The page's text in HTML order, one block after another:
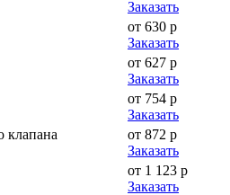
Заказать
от 630 р
Заказать
от 627 р
Заказать
от 754 р
Заказать
клапана
от 872 р
Заказать
от 1 123 р
Заказать